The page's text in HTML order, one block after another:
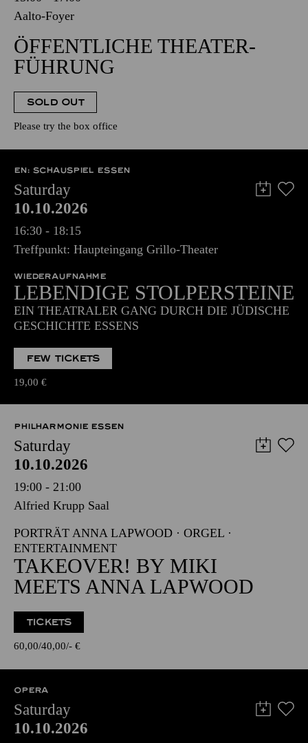
Aalto-Foyer
ÖFFENTLICHE THEATER­
FÜHRUNG
SOLD OUT
Please try the box office
EN: SCHAUSPIEL ESSEN
Saturday
10.10.2026
16:30 - 18:15
Treffpunkt: Haupteingang Grillo-Theater
WIEDERAUFNAHME
LEBENDIGE STOLPERSTEINE
EIN THEATRALER GANG DURCH DIE JÜDISCHE
GESCHICHTE ESSENS
FEW TICKETS
19,00 €
PHILHARMONIE ESSEN
Saturday
10.10.2026
19:00 - 21:00
Alfried Krupp Saal
PORTRÄT ANNA LAPWOOD · ORGEL ·
ENTERTAINMENT
TAKEOVER! BY MIKI
MEETS ANNA LAPWOOD
TICKETS
60,00 40,00 - €
OPERA
Saturday
10.10.2026